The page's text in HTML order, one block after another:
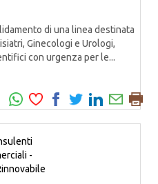
di una linea destinata
Ginecologi e Urologi,
con urgenza per le...